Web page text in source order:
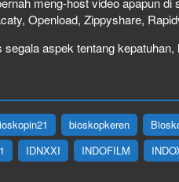
Openload, Zippyshare,
aspek tentang
bioskopkeren
IDNXXI INDOFILM